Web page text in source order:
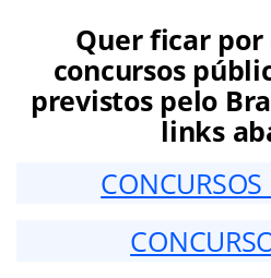
Quer ficar
concursos
previstos pelo
links
CONCURSOS